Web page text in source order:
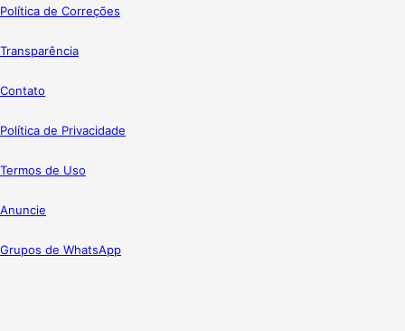
Política de Correções
Transparência
Contato
Política de Privacidade
Termos de Uso
Anuncie
Grupos de WhatsApp